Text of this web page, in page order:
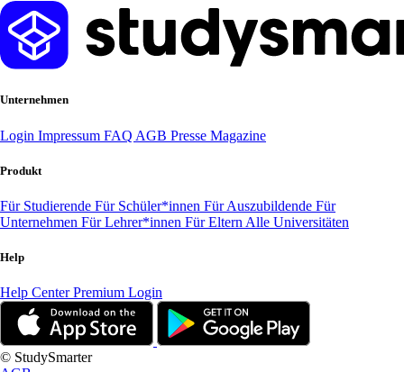
Unternehmen
Login Impressum FAQ AGB Presse Magazine
Produkt
Für Studierende Für Schüler*innen Für Auszubildende Für
Unternehmen Für Lehrer*innen Für Eltern Alle Universitäten
Help
Help CenterPremium Login
© StudySmarter